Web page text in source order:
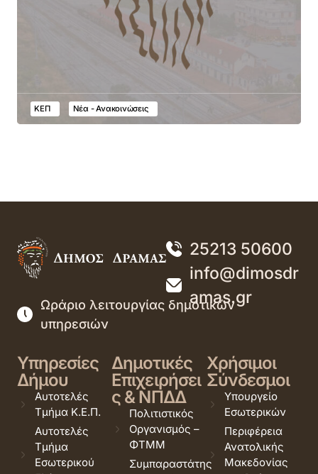
ΚΕΠ Νέα - Ανακοινώσεις
25213 50600
info@dimosdr
amas.gr
Ωράριο λειτουργίας δημοτικών
υπηρεσιών
Υπηρεσίες
Δήμου
Αυτοτελές
Τμήμα Κ.Ε.Π.
Αυτοτελές
Τμήμα
Εσωτερικού
Δημοτικές
Επιχειρήσει
ς & ΝΠΔΔ
Πολιτιστικός
Οργανισμός –
ΦΤΜΜ
Συμπαραστάτης
Χρήσιμοι
Σύνδεσμοι
Υπουργείο
Εσωτερικών
Περιφέρεια
Ανατολικής
Μακεδονίας